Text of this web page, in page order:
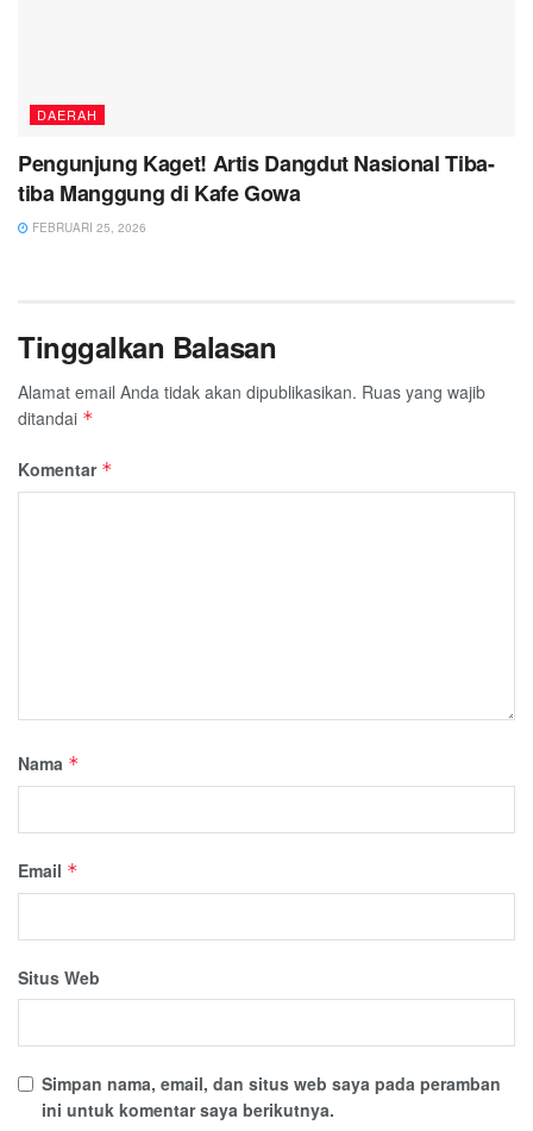
DAERAH
Pengunjung Kaget! Artis Dangdut Nasional Tiba-
tiba Manggung di Kafe Gowa
FEBRUARI 25, 2026
Tinggalkan Balasan
Alamat email Anda tidak akan dipublikasikan. Ruas yang wajib
ditandai *
Komentar *
Nama *
Email *
Situs Web
Simpan nama, email, dan situs web saya pada peramban
ini untuk komentar saya berikutnya.